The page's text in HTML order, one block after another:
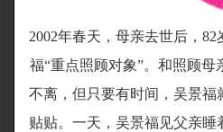
2002年春天，母亲去世后，
福“重点照顾对象”。和照顾
不离，但只要有时间，吴景福
贴贴。一天，吴景福见父亲